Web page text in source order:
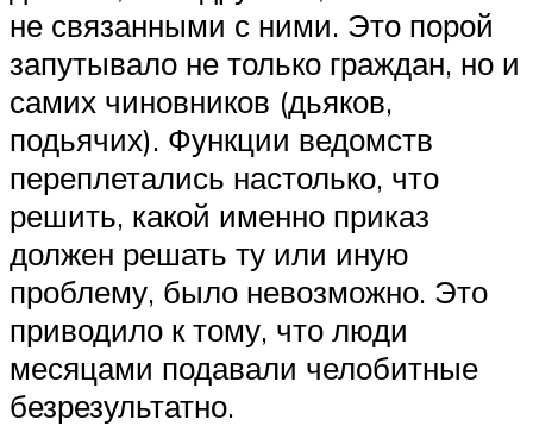
не связанными с ними. Это порой
запутывало не только граждан, но и
самих чиновников (дьяков,
подьячих). Функции ведомств
переплетались настолько, что
решить, какой именно приказ
должен решать ту или иную
проблему, было невозможно. Это
приводило к тому, что люди
месяцами подавали челобитные
безрезультатно.